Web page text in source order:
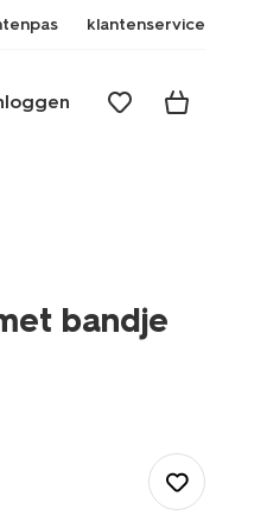
klantenservice
bandje